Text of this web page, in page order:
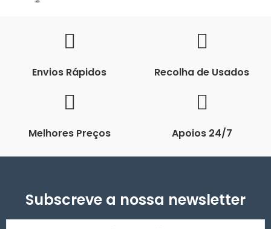
Envios Rápidos Recolha de Usados
Melhores Preços Apoios 24/7
Subscreve a nossa newsletter